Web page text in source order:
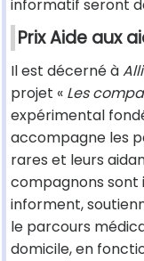
informatif seront
Prix Aide aux
Il est décerné à
projet « Les
expérimental
accompagne les
rares et leurs
compagnons sont
informent,
le parcours
domicile, en